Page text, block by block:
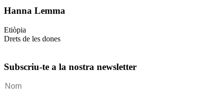
Hanna Lemma
Etiòpia
Drets de les dones
Subscriu-te a la nostra newsletter